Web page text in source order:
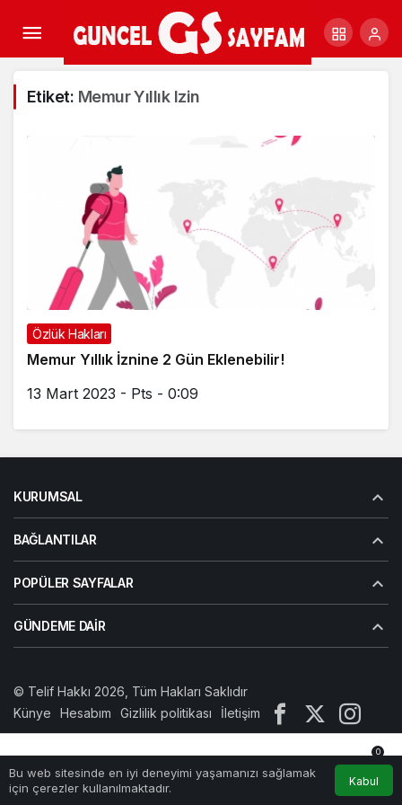
Etiket: Memur Yıllık Izin
Özlük Hakları
Memur Yıllık İznine 2 Gün Eklenebilir!
13 Mart 2023 - Pts - 0:09
Bu web sitesinde en iyi deneyimi yaşamanızı sağlamak
için çerezler kullanılmaktadır.
Kabul
KURUMSAL
BAĞLANTILAR
POPÜLER SAYFALAR
GÜNDEME DAIR
© Telif Hakkı 2026, Tüm Hakları Saklıdır
Künye
Hesabım Gizlilik politikası İletişim
Anasayfa Akış Hesabım Bildirimler
0